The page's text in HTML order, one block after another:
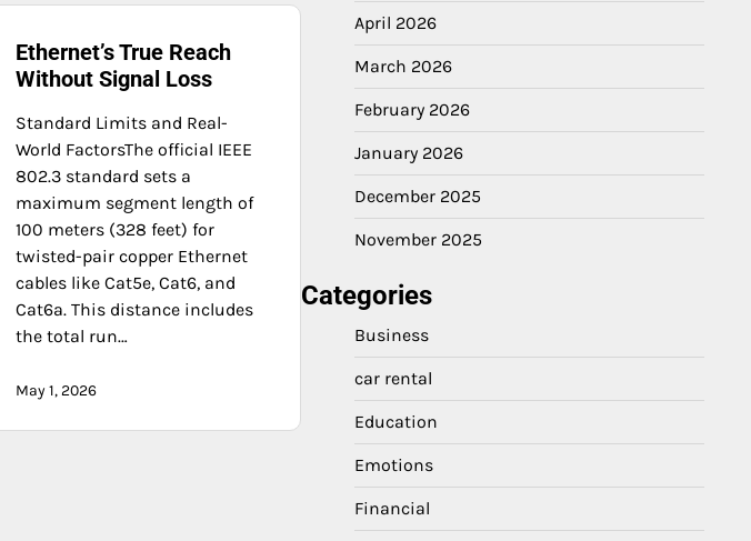
Ethernet’s True Reach
Without Signal Loss
Standard Limits and Real-
World FactorsThe official IEEE
802.3 standard sets a
maximum segment length of
100 meters (328 feet) for
twisted-pair copper Ethernet
cables like Cat5e, Cat6, and
Cat6a. This distance includes
the total run…
May 1, 2026
April 2026
March 2026
February 2026
January 2026
December 2025
November 2025
Categories
Business
car rental
Education
Emotions
Financial